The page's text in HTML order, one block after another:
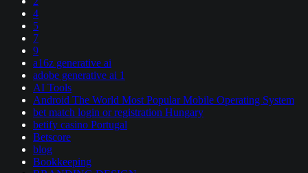
4
5
7
9
a16z generative ai
adobe generative ai 1
AI Tools
Android The World Most Popular Mobile Operating System
bet match login or registration Hungary
betify casino Portugal
Betscore
blog
Bookkeeping